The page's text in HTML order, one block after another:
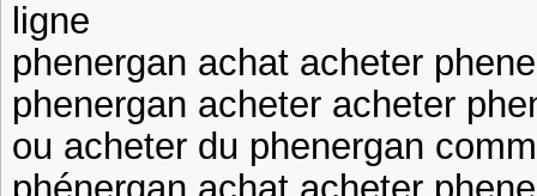
ligne
phenergan achat acheter
phenergan acheter acheter
ou acheter du phenergan
phénergan achat acheter